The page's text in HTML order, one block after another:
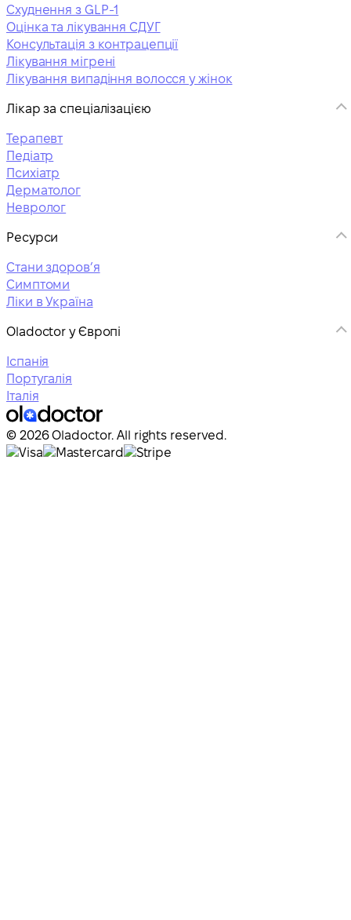
Схуднення з GLP-1
Оцінка та лікування СДУГ
Консультація з контрацепції
Лікування мігрені
Лікування випадіння волосся у жінок
Лікар за спеціалізацією
Терапевт
Педіатр
Психіатр
Дерматолог
Невролог
Ресурси
Стани здоровʼя
Симптоми
Ліки в Україна
Oladoctor у Європі
Іспанія
Португалія
Італія
© 2026 Oladoctor. All rights reserved.